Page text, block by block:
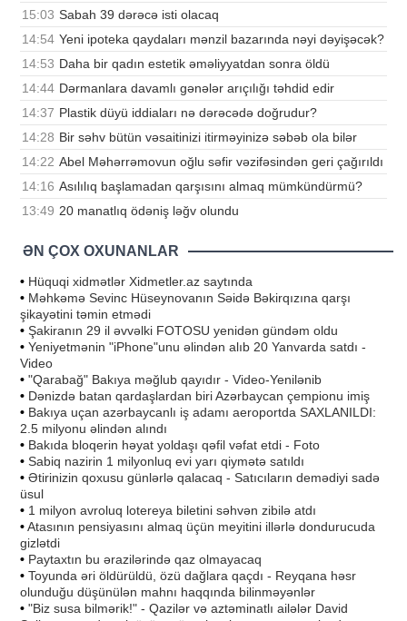
15:03 Sabah 39 dərəcə isti olacaq
14:54 Yeni ipoteka qaydaları mənzil bazarında nəyi dəyişəcək?
14:53 Daha bir qadın estetik əməliyyatdan sonra öldü
14:44 Dərmanlara davamlı gənələr arıçılığı təhdid edir
14:37 Plastik düyü iddiaları nə dərəcədə doğrudur?
14:28 Bir səhv bütün vəsaitinizi itirməyinizə səbəb ola bilər
14:22 Abel Məhərrəmovun oğlu səfir vəzifəsindən geri çağırıldı
14:16 Asılılıq başlamadan qarşısını almaq mümkündürmü?
13:49 20 manatlıq ödəniş ləğv olundu
ƏN ÇOX OXUNANLAR
• Hüquqi xidmətlər Xidmetler.az saytında
• Məhkəmə Sevinc Hüseynovanın Səidə Bəkirqızına qarşı
şikayətini təmin etmədi
• Şakiranın 29 il əvvəlki FOTOSU yenidən gündəm oldu
• Yeniyetmənin "iPhone"unu əlindən alıb 20 Yanvarda satdı -
Video
• "Qarabağ" Bakıya məğlub qayıdır - Video-Yenilənib
• Dənizdə batan qardaşlardan biri Azərbaycan çempionu imiş
• Bakıya uçan azərbaycanlı iş adamı aeroportda SAXLANILDI:
2.5 milyonu əlindən alındı
• Bakıda bloqerin həyat yoldaşı qəfil vəfat etdi - Foto
• Sabiq nazirin 1 milyonluq evi yarı qiymətə satıldı
• Ətirinizin qoxusu günlərlə qalacaq - Satıcıların demədiyi sadə
üsul
• 1 milyon avroluq lotereya biletini səhvən zibilə atdı
•Atasının pensiyasını almaq üçün meyitini illərlə dondurucuda
gizlətdi
• Paytaxtın bu ərazilərində qaz olmayacaq
• Toyunda əri öldürüldü, özü dağlara qaçdı - Reyqana həsr
olunduğu düşünülən mahnı haqqında bilinməyənlər
• "Biz susa bilmərik!" - Qazilər və aztəminatlı ailələr David